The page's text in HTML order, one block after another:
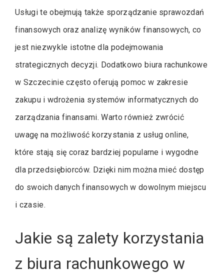
Usługi te obejmują także sporządzanie sprawozdań
finansowych oraz analizę wyników finansowych, co
jest niezwykle istotne dla podejmowania
strategicznych decyzji. Dodatkowo biura rachunkowe
w Szczecinie często oferują pomoc w zakresie
zakupu i wdrożenia systemów informatycznych do
zarządzania finansami. Warto również zwrócić
uwagę na możliwość korzystania z usług online,
które stają się coraz bardziej popularne i wygodne
dla przedsiębiorców. Dzięki nim można mieć dostęp
do swoich danych finansowych w dowolnym miejscu
i czasie.
Jakie są zalety korzystania
z biura rachunkowego w